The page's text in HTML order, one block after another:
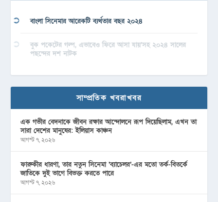
বাংলা সিনেমার আরেকটি ব্যর্থতার বছর ২০২৪
বুক পকেটের গল্প, এভাবেও ফিরে আসা যায়’সহ ২০২৪ সালের
পছন্দের দশ নাটক
সাম্প্রতিক খবরাখবর
এক গভীর বেদনাকে জীবন রক্ষার আন্দোলনে রূপ দিয়েছিলাম, এখন তা
সারা দেশের মানুষের: ইলিয়াস কাঞ্চন
আগস্ট ৭, ২০২৬
ফারুকীর ধারণা, তার নতুন সিনেমা ‘ব্যাচেলর’-এর মতো তর্ক-বিতর্কে
জাতিকে দুই ভাগে বিভক্ত করতে পারে
আগস্ট ৭, ২০২৬